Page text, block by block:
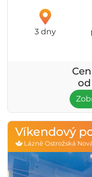
3 dny
od
Víkendový
Lázně Ostrožská